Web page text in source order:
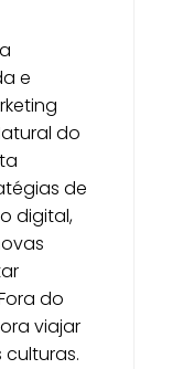
e
do
de
digital,
do
viajar
culturas.